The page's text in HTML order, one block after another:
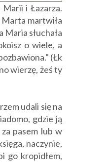
Marii i Łazarza.
Marta martwiła
słuchała
o wiele, a
(Łk
wierzę, żeś ty
udali się na
gdzie ją
pasem lub w
naczynie,
go kropidłem,